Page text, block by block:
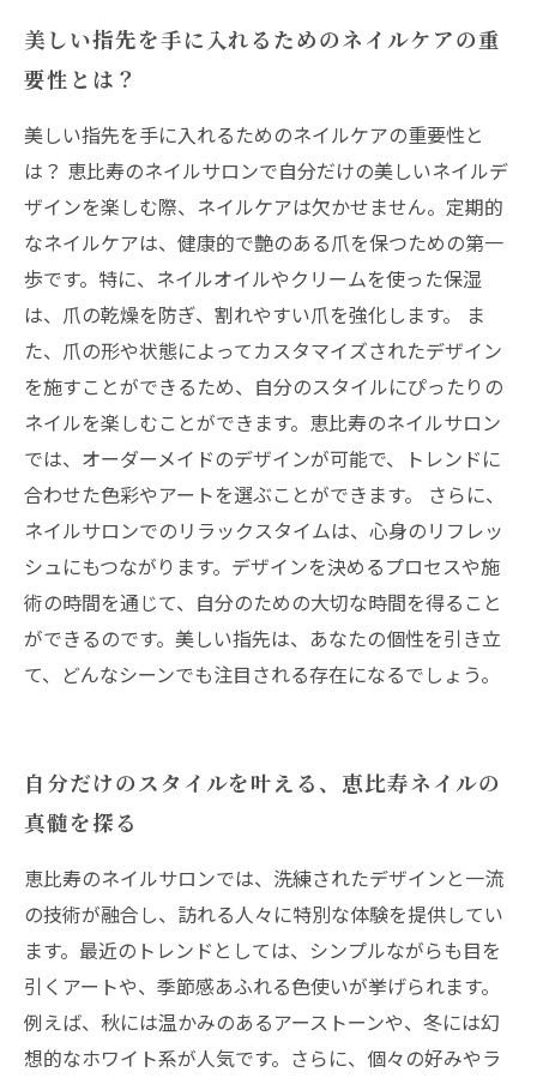
美しい指先を手に入れるためのネイルケアの重
要性とは？
美しい指先を手に入れるためのネイルケアの重要性と
は？ 恵比寿のネイルサロンで自分だけの美しいネイルデ
ザインを楽しむ際、ネイルケアは欠かせません。定期的
なネイルケアは、健康的で艶のある爪を保つための第一
歩です。特に、ネイルオイルやクリームを使った保湿
は、爪の乾燥を防ぎ、割れやすい爪を強化します。 ま
た、爪の形や状態によってカスタマイズされたデザイン
を施すことができるため、自分のスタイルにぴったりの
ネイルを楽しむことができます。恵比寿のネイルサロン
では、オーダーメイドのデザインが可能で、トレンドに
合わせた色彩やアートを選ぶことができます。 さらに、
ネイルサロンでのリラックスタイムは、心身のリフレッ
シュにもつながります。デザインを決めるプロセスや施
術の時間を通じて、自分のための大切な時間を得ること
ができるのです。美しい指先は、あなたの個性を引き立
て、どんなシーンでも注目される存在になるでしょう。
自分だけのスタイルを叶える、恵比寿ネイルの
真髄を探る
恵比寿のネイルサロンでは、洗練されたデザインと一流
の技術が融合し、訪れる人々に特別な体験を提供してい
ます。最近のトレンドとしては、シンプルながらも目を
引くアートや、季節感あふれる色使いが挙げられます。
例えば、秋には温かみのあるアーストーンや、冬には幻
想的なホワイト系が人気です。さらに、個々の好みやラ